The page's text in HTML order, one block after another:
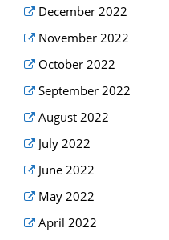
December 2022
November 2022
October 2022
September 2022
August 2022
July 2022
June 2022
May 2022
April 2022